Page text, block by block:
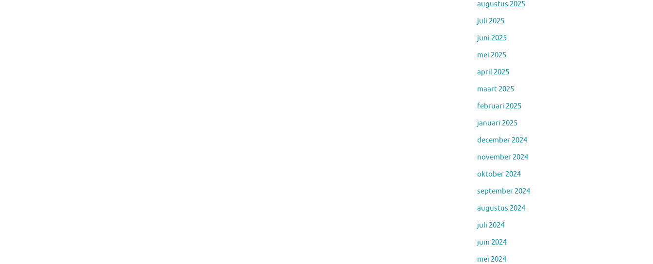
augustus 2025
juli 2025
juni 2025
mei 2025
april 2025
maart 2025
februari 2025
januari 2025
december 2024
november 2024
oktober 2024
september 2024
augustus 2024
juli 2024
juni 2024
mei 2024